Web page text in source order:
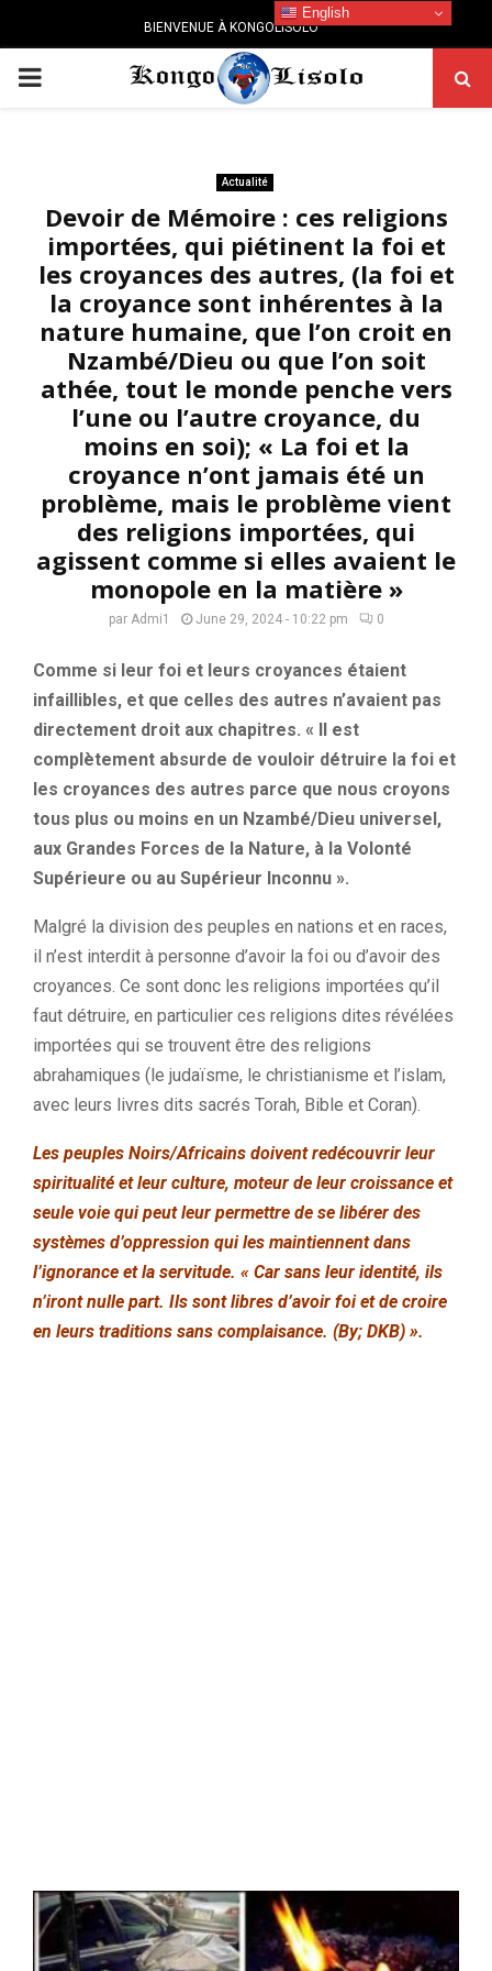
BIENVENUE À KONGOLISOLO
PRIMARY
Actualité
Devoir de Mémoire : ces religions
importées, qui piétinent la foi et
les croyances des autres, (la foi et
la croyance sont inhérentes à la
nature humaine, que l’on croit en
Nzambé/Dieu ou que l’on soit
athée, tout le monde penche vers
l’une ou l’autre croyance, du
moins en soi); « La foi et la
croyance n’ont jamais été un
problème, mais le problème vient
des religions importées, qui
agissent comme si elles avaient le
monopole en la matière »
par Admi1 June 29, 2024 - 10:22 pm 0
Comme si leur foi et leurs croyances étaient
infaillibles, et que celles des autres n’avaient pas
directement droit aux chapitres. « Il est
complètement absurde de vouloir détruire la foi et
les croyances des autres parce que nous croyons
tous plus ou moins en un Nzambé/Dieu universel,
aux Grandes Forces de la Nature, à la Volonté
Supérieure ou au Supérieur Inconnu ».
Malgré la division des peuples en nations et en races,
il n’est interdit à personne d’avoir la foi ou d’avoir des
croyances. Ce sont donc les religions importées qu’il
faut détruire, en particulier ces religions dites révélées
importées qui se trouvent être des religions
abrahamiques (le judaïsme, le christianisme et l’islam,
avec leurs livres dits sacrés Torah, Bible et Coran).
Les peuples Noirs/Africains doivent redécouvrir leur
spiritualité et leur culture, moteur de leur croissance et
seule voie qui peut leur permettre de se libérer des
systèmes d’oppression qui les maintiennent dans
l’ignorance et la servitude. « Car sans leur identité, ils
n’iront nulle part. Ils sont libres d’avoir foi et de croire
en leurs traditions sans complaisance. (By; DKB) ».
English